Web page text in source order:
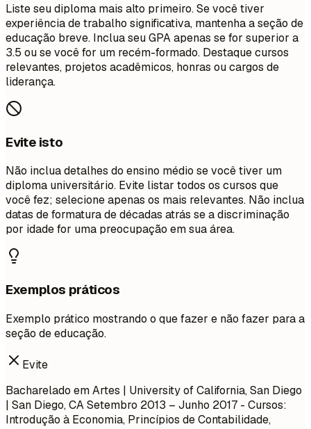
Liste seu diploma mais alto primeiro. Se você tiver
experiência de trabalho significativa, mantenha a seção de
educação breve. Inclua seu GPA apenas se for superior a
3.5 ou se você for um recém-formado. Destaque cursos
relevantes, projetos acadêmicos, honras ou cargos de
liderança.
Evite isto
Não inclua detalhes do ensino médio se você tiver um
diploma universitário. Evite listar todos os cursos que
você fez; selecione apenas os mais relevantes. Não inclua
datas de formatura de décadas atrás se a discriminação
por idade for uma preocupação em sua área.
Exemplos práticos
Exemplo prático mostrando o que fazer e não fazer para a
seção de educação.
Evite
Bacharelado em Artes | University of California, San Diego
| San Diego, CASetembro 2013 – Junho 2017 - Cursos:
Introdução à Economia, Princípios de Contabilidade,